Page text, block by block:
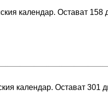
календар. Остават 158
календар. Остават 301